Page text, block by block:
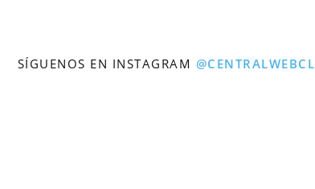
SÍGUENOS EN INSTAGRAM @CENTRALWEBCL